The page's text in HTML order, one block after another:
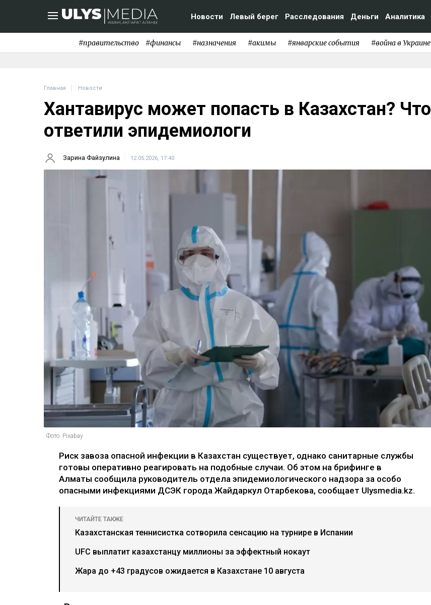
Новости Левый берег Расследования Деньги Аналитика
#правительство #финансы #назначения #акимы #январские события #война в Украине
Главная Новости
Хантавирус может попасть в Казахстан? Что
ответили эпидемиологи
Зарина Файзулина 12.05.2026, 17:40
Фото: Pixabay
Риск завоза опасной инфекции в Казахстан существует, однако санитарные службы
готовы оперативно реагировать на подобные случаи. Об этом на брифинге в
Алматы сообщила руководитель отдела эпидемиологического надзора за особо
опасными инфекциями ДСЭК города Жайдаркул Отарбекова, сообщает Ulysmedia.kz.
ЧИТАЙТЕ ТАКЖЕ
Казахстанская теннисистка сотворила сенсацию на турнире в Испании
UFC выплатит казахстанцу миллионы за эффектный нокаут
Жара до +43 градусов ожидается в Казахстане 10 августа